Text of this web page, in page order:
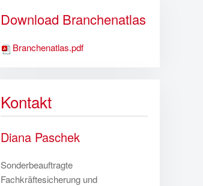
Download Branchenatlas
Branchenatlas.pdf
Kontakt
Diana Paschek
Sonderbeauftragte
Fachkräftesicherung und